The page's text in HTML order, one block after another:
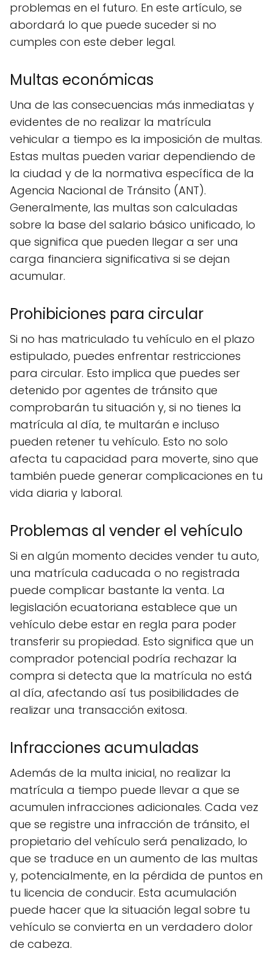
problemas en el futuro. En este artículo, se
abordará lo que puede suceder si no
cumples con este deber legal.
Multas económicas
Una de las consecuencias más inmediatas y
evidentes de no realizar la matrícula
vehicular a tiempo es la imposición de multas.
Estas multas pueden variar dependiendo de
la ciudad y de la normativa específica de la
Agencia Nacional de Tránsito (ANT).
Generalmente, las multas son calculadas
sobre la base del salario básico unificado, lo
que significa que pueden llegar a ser una
carga financiera significativa si se dejan
acumular.
Prohibiciones para circular
Si no has matriculado tu vehículo en el plazo
estipulado, puedes enfrentar restricciones
para circular. Esto implica que puedes ser
detenido por agentes de tránsito que
comprobarán tu situación y, si no tienes la
matrícula al día, te multarán e incluso
pueden retener tu vehículo. Esto no solo
afecta tu capacidad para moverte, sino que
también puede generar complicaciones en tu
vida diaria y laboral.
Problemas al vender el vehículo
Si en algún momento decides vender tu auto,
una matrícula caducada o no registrada
puede complicar bastante la venta. La
legislación ecuatoriana establece que un
vehículo debe estar en regla para poder
transferir su propiedad. Esto significa que un
comprador potencial podría rechazar la
compra si detecta que la matrícula no está
al día, afectando así tus posibilidades de
realizar una transacción exitosa.
Infracciones acumuladas
Además de la multa inicial, no realizar la
matrícula a tiempo puede llevar a que se
acumulen infracciones adicionales. Cada vez
que se registre una infracción de tránsito, el
propietario del vehículo será penalizado, lo
que se traduce en un aumento de las multas
y, potencialmente, en la pérdida de puntos en
tu licencia de conducir. Esta acumulación
puede hacer que la situación legal sobre tu
vehículo se convierta en un verdadero dolor
de cabeza.